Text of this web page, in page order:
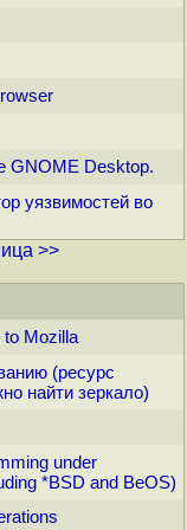
GNOME Desktop.
уязвимостей во
>>
to Mozilla
(ресурс
найти зеркало)
under
*BSD and BeOS)